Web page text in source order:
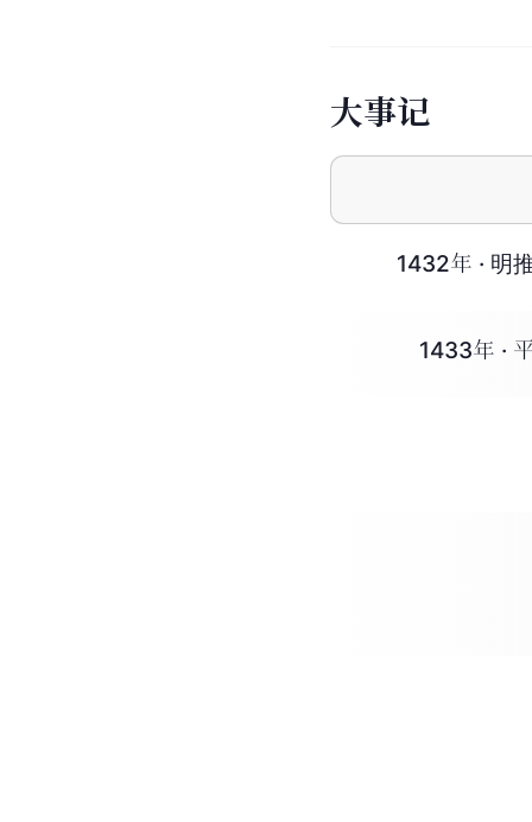
大事记
1432年 · 明
1433年 ·